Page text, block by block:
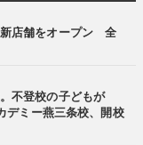
新店舗をオープン 全
不登校の子どもが
デミー燕三条校、開校